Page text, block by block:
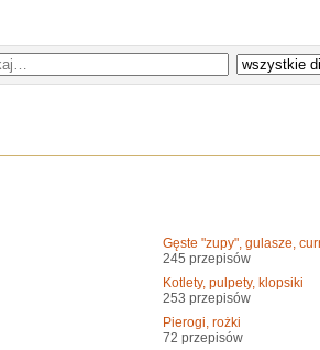
Gęste "zupy", gulasze,
245 przepisów
Kotlety, pulpety, klopsiki
253 przepisów
Pierogi, rożki
72 przepisów